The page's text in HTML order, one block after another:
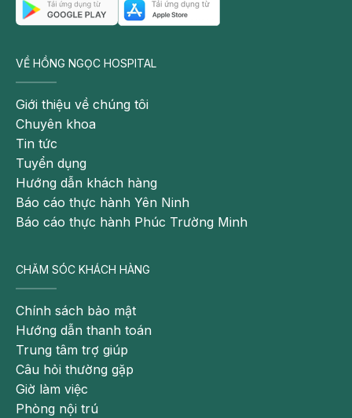
VỀ HỒNG NGỌC HOSPITAL
Giới thiệu về chúng tôi
Chuyên khoa
Tin tức
Tuyển dụng
Hướng dẫn khách hàng
Báo cáo thực hành Yên Ninh
Báo cáo thực hành Phúc Trường Minh
CHĂM SÓC KHÁCH HÀNG
Chính sách bảo mật
Hướng dẫn thanh toán
Trung tâm trợ giúp
Câu hỏi thường gặp
Giờ làm việc
Phòng nội trú